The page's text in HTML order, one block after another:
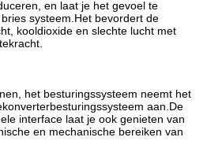
en laat je het gevoel te
systeem.Het bevordert de
kooldioxide en slechte lucht met
het besturingssysteem neemt het
aan.De
interface laat je ook genieten van
en mechanische bereiken van